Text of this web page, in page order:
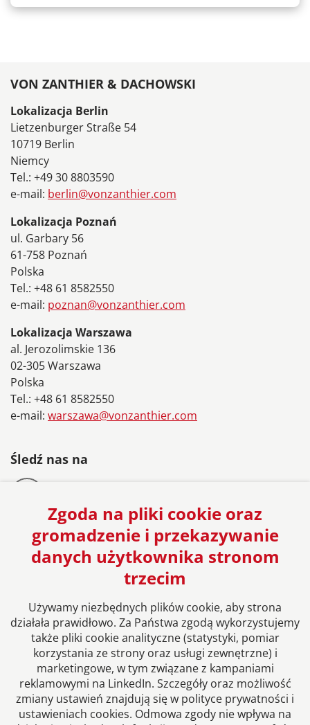
VON ZANTHIER & DACHOWSKI
Lokalizacja Berlin
Lietzenburger Straße 54
10719 Berlin
Niemcy
Tel.: +49 30 8803590
e-mail: berlin@vonzanthier.com
Lokalizacja Poznań
ul. Garbary 56
61-758 Poznań
Polska
Tel.: +48 61 8582550
e-mail: poznan@vonzanthier.com
Lokalizacja Warszawa
al. Jerozolimskie 136
02-305 Warszawa
Polska
Tel.: +48 61 8582550
e-mail: warszawa@vonzanthier.com
Śledź nas na
Europejska sieć Kancelarii Prawnych
Zgoda na pliki cookie oraz
gromadzenie i przekazywanie
danych użytkownika stronom
trzecim
Używamy niezbędnych plików cookie, aby strona
działała prawidłowo. Za Państwa zgodą wykorzystujemy
także pliki cookie analityczne (statystyki, pomiar
korzystania ze strony oraz usługi zewnętrzne) i
marketingowe, w tym związane z kampaniami
reklamowymi na LinkedIn. Szczegóły oraz możliwość
zmiany ustawień znajdują się w polityce prywatności i
ustawieniach cookies. Odmowa zgody nie wpływa na